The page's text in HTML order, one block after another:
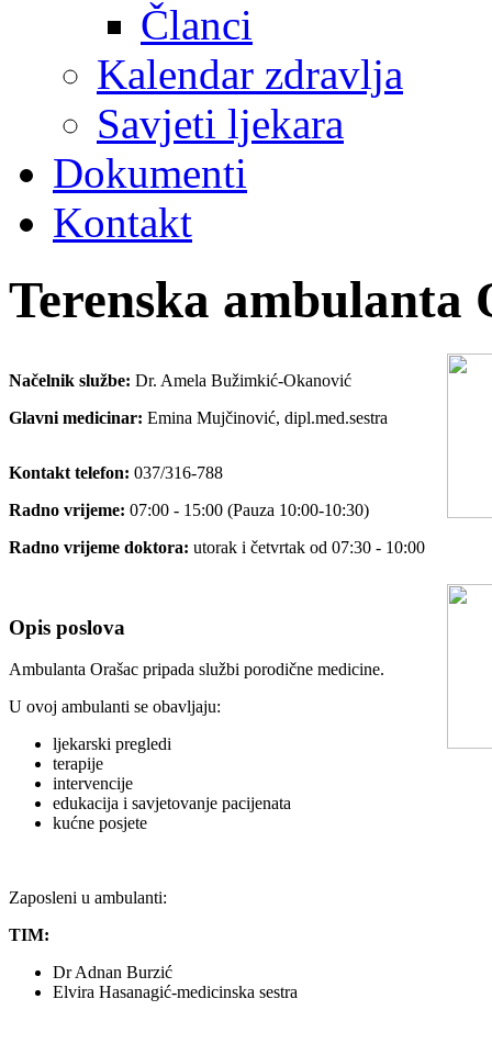
Članci
Kalendar zdravlja
Savjeti ljekara
Dokumenti
Kontakt
Terenska ambulanta
Načelnik službe: Dr. Amela Bužimkić-Okanović
Glavni medicinar: Emina Mujčinović, dipl.med.sestra
Kontakt telefon: 037/316-788
Radno vrijeme: 07:00 - 15:00 (Pauza 10:00-10:30)
Radno vrijeme doktora: utorak i četvrtak od 07:30 - 10:00
Opis poslova
Ambulanta Orašac pripada službi porodične medicine.
U ovoj ambulanti se obavljaju:
ljekarski pregledi
terapije
intervencije
edukacija i savjetovanje pacijenata
kućne posjete
Zaposleni u ambulanti:
TIM:
Dr Adnan Burzić
Elvira Hasanagić-medicinska sestra